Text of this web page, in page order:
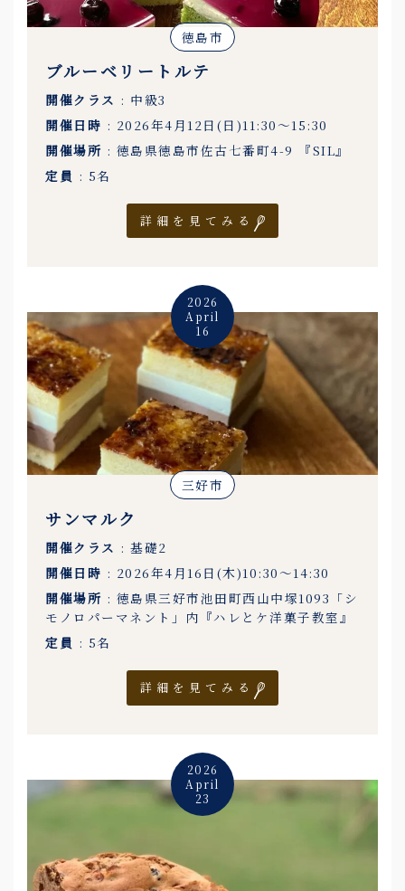
徳島市
ブルーベリートルテ
開催クラス : 中級3
開催日時 : 2026年4月12日(日)11:30〜15:30
開催場所 : 徳島県徳島市佐古七番町4-9 『SIL』
定員 : 5名
詳細を見てみる
2026
April
16
三好市
サンマルク
開催クラス : 基礎2
開催日時 : 2026年4月16日(木)10:30〜14:30
開催場所 : 徳島県三好市池田町西山中塚1093「シ
モノロパーマネント」内『ハレとケ洋菓子教室』
定員 : 5名
詳細を見てみる
2026
April
23